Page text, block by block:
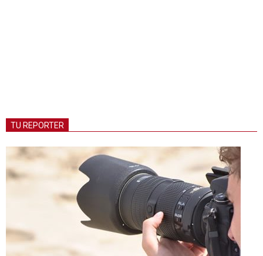
TU REPORTER